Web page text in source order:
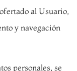
al Usuario,
y navegación
personales, se